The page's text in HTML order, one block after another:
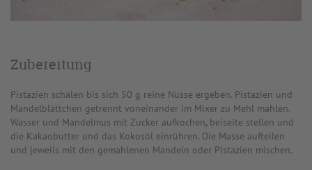
Zubereitung
Pistazien schälen bis sich 50 g reine Nüsse ergeben. Pistazien und
Mandelblättchen getrennt voneinander im Mixer zu Mehl mahlen.
Wasser und Mandelmus mit Zucker aufkochen, beiseite stellen und
die Kakaobutter und das Kokosöl einrühren. Die Masse aufteilen
und jeweils mit den gemahlenen Mandeln oder Pistazien mischen.